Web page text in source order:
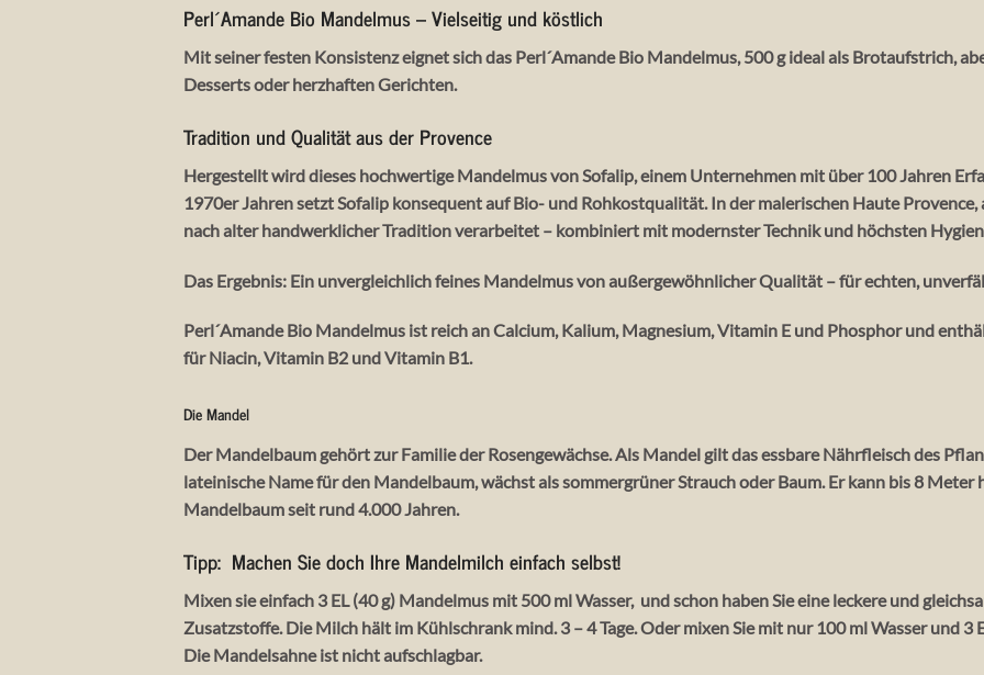
Perl´Amande Bio Mandelmus – Vielseitig und köstlich
Mit seiner festen Konsistenz eignet sich das Perl´Amande Bio Mandelmus, 500 g ideal als Brotaufstrich,
Desserts oder herzhaften Gerichten.
Tradition und Qualität aus der Provence
Hergestellt wird dieses hochwertige Mandelmus von Sofalip, einem Unternehmen mit über 100 Jahren
1970er Jahren setzt Sofalip konsequent auf Bio- und Rohkostqualität. In der malerischen Haute Provence,
nach alter handwerklicher Tradition verarbeitet – kombiniert mit modernster Technik und höchsten
Das Ergebnis: Ein unvergleichlich feines Mandelmus von außergewöhnlicher Qualität – für echten,
Perl´Amande Bio Mandelmus ist reich an Calcium, Kalium, Magnesium, Vitamin E und Phosphor und
für Niacin, Vitamin B2 und Vitamin B1.
Die Mandel
Der Mandelbaum gehört zur Familie der Rosengewächse. Als Mandel gilt das essbare Nährfleisch des
lateinische Name für den Mandelbaum, wächst als sommergrüner Strauch oder Baum. Er kann bis 8
Mandelbaum seit rund 4.000 Jahren.
Tipp: Machen Sie doch Ihre Mandelmilch einfach selbst!
Mixen sie einfach 3 EL (40 g) Mandelmus mit 500 ml Wasser, und schon haben Sie eine leckere und
Zusatzstoffe. Die Milch hält im Kühlschrank mind. 3 – 4 Tage. Oder mixen Sie mit nur 100 ml Wasser und
Die Mandelsahne ist nicht aufschlagbar.